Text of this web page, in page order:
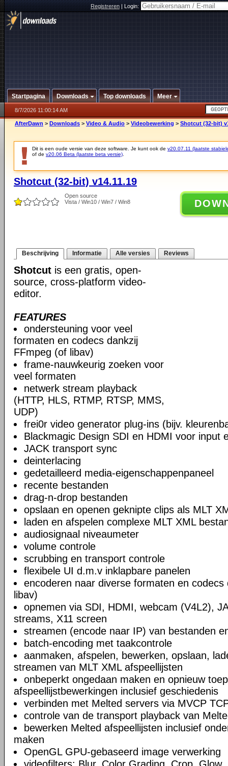
Registreren|Login:
Startpagina Downloads Top downloads Meer
8/7/2026 11:00:14 AM
AfterDawn > Downloads > Video & Audio > Videobewerking > Shotcut (32-bit)
Dit is een oude versie van deze software. Je kunt ook de v20.07.11 (laatste
of de v20.06 Beta (laatste beta versie)
Shotcut (32-bit) v14.11.19
Open source
Vista / Win10 / Win7 / Win8
Beschrijving Informatie Alle versies Reviews
Shotcut is een gratis, open-
source, cross-platform video-
editor.
FEATURES
ondersteuning voor veel
formaten en codecs dankzij
FFmpeg (of libav)
frame-nauwkeurig zoeken voor
veel formaten
netwerk stream playback
(HTTP, HLS, RTMP, RTSP, MMS,
UDP)
frei0r video generator plug-ins (bijv.
Blackmagic Design SDI en HDMI voor input
JACK transport sync
deinterlacing
gedetailleerd media-eigenschappenpaneel
recente bestanden
drag-n-drop bestanden
opslaan en openen geknipte clips als MLT
laden en afspelen complexe MLT XML
audiosignaal niveaumeter
volume controle
scrubbing en transport controle
flexibele UI d.m.v inklapbare panelen
encoderen naar diverse formaten en codecs
libav)
opnemen via SDI, HDMI, webcam (V4L2),
streams, X11 screen
streamen (encode naar IP) van bestanden
batch-encoding met taakcontrole
aanmaken, afspelen, bewerken, opslaan,
streamen van MLT XML afspeellijsten
onbeperkt ongedaan maken en opnieuw
afspeellijstbewerkingen inclusief geschiedenis
verbinden met Melted servers via MVCP
controle van de transport playback van
bewerken Melted afspeellijsten inclusief
maken
OpenGL GPU-gebaseerd image verwerking